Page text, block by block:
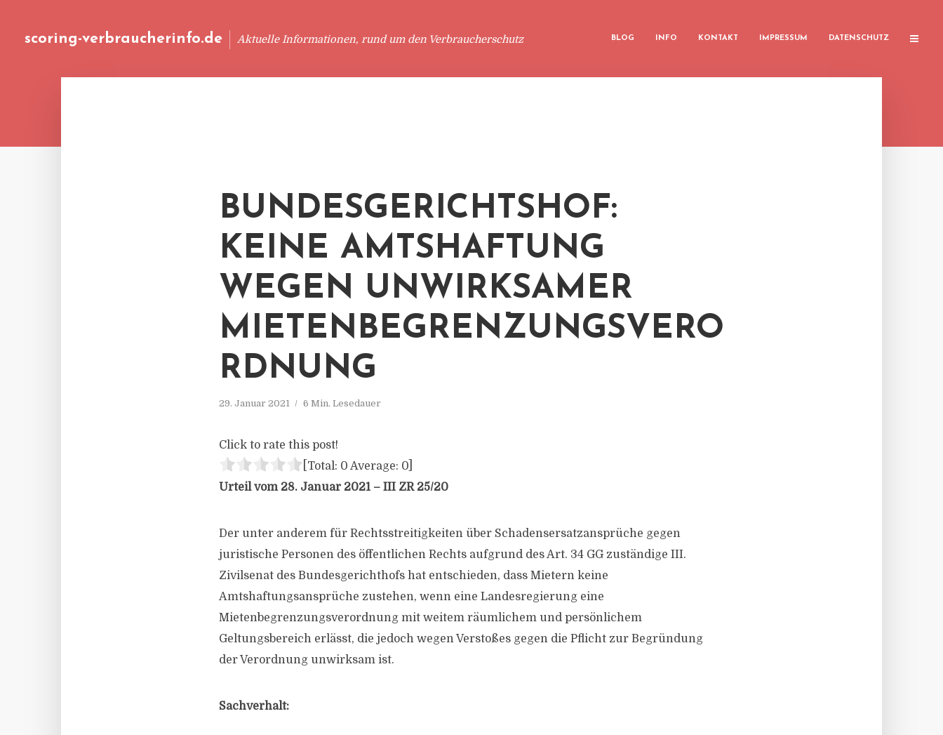
scoring-verbraucherinfo.de Aktuelle Informationen, rund um den Verbraucherschutz BLOG INFO KONTAKT IMPRESSUM DATENSCHUTZ
BUNDESGERICHTSHOF:
KEINE AMTSHAFTUNG
WEGEN UNWIRKSAMER
MIETENBEGRENZUNGSVERO
RDNUNG
29. Januar 2021 6 Min. Lesedauer
Click to rate this post!
[Total: 0 Average: 0
Urteil vom 28. Januar 2021 – III ZR 25/20
Der unter anderem für Rechtsstreitigkeiten über Schadensersatzansprüche gegen
juristische Personen des öffentlichen Rechts aufgrund des Art. 34 GG zuständige III.
Zivilsenat des Bundesgerichthofs hat entschieden, dass Mietern keine
Amtshaftungsansprüche zustehen, wenn eine Landesregierung eine
Mietenbegrenzungsverordnung mit weitem räumlichem und persönlichem
Geltungsbereich erlässt, die jedoch wegen Verstoßes gegen die Pflicht zur Begründung
der Verordnung unwirksam ist.
Sachverhalt: